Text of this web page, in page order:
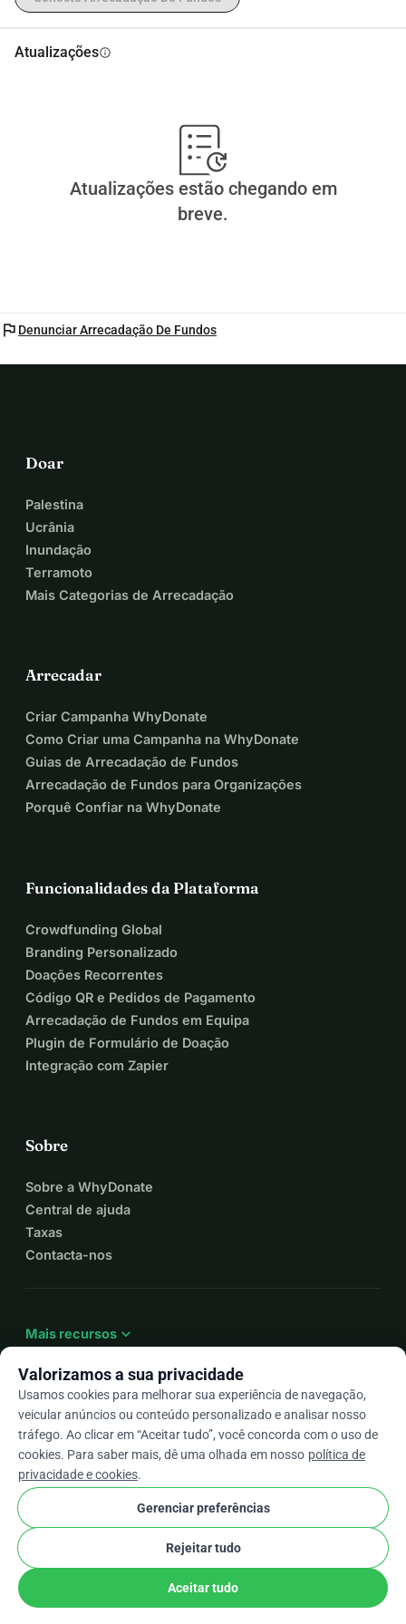
Atualizaçõesinfo
Atualizações estão chegando em
breve.
flag Denunciar Arrecadação De Fundos
Doar
Palestina
Ucrânia
Inundação
Terramoto
Mais Categorias de Arrecadação
Arrecadar
Criar Campanha WhyDonate
Como Criar uma Campanha na WhyDonate
Guias de Arrecadação de Fundos
Arrecadação de Fundos para Organizações
Porquê Confiar na WhyDonate
Funcionalidades da Plataforma
Crowdfunding Global
Branding Personalizado
Doações Recorrentes
Código QR e Pedidos de Pagamento
Arrecadação de Fundos em Equipa
Plugin de Formulário de Doação
Integração com Zapier
Sobre
Sobre a WhyDonate
Central de ajuda
Taxas
Contacta-nos
Mais recursos expand_more
Ptarrow_drop_down
★★★★★4,9 / 5 com base em mais de 500 avaliações
WhyDonate Privacidade e cookies
Termos e condições
Configurações de Cookies
stripe checkParceiro Verificado
Valorizamos a sua privacidade
Usamos cookies para melhorar sua experiência de navegação,
veicular anúncios ou conteúdo personalizado e analisar nosso
tráfego. Ao clicar em “Aceitar tudo”, você concorda com o uso de
cookies. Para saber mais, dê uma olhada em nosso política de
privacidade e cookies.
Gerenciar preferências
Rejeitar tudo
Aceitar tudo